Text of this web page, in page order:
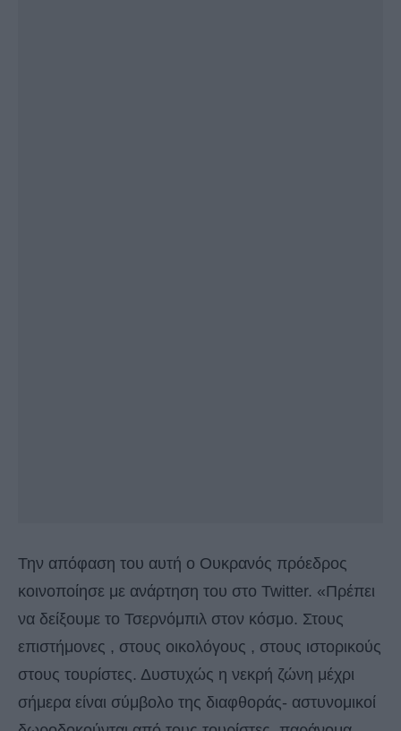
Την απόφαση του αυτή ο Ουκρανός πρόεδρος
κοινοποίησε με ανάρτηση του στο Twitter. «Πρέπει
να δείξουμε το Τσερνόμπιλ στον κόσμο. Στους
επιστήμονες , στους οικολόγους , στους ιστορικούς
στους τουρίστες. Δυστυχώς η νεκρή ζώνη μέχρι
σήμερα είναι σύμβολο της διαφθοράς- αστυνομικοί